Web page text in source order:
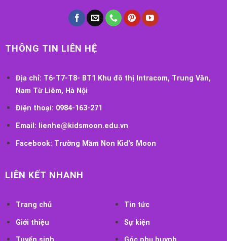
THÔNG TIN LIÊN HỆ
Địa chỉ: T6-T7-T8- BT1 Khu đô thị Intracom, Trung Văn,
Nam Từ Liêm, Hà Nội
Điện thoại: 0984-163-271
Email: lienhe@kidsmoon.edu.vn
Facebook: Trường Mầm Non Kid's Moon
LIÊN KẾT NHANH
Trang chủ
Giới thiệu
Tin tức
Sự kiện